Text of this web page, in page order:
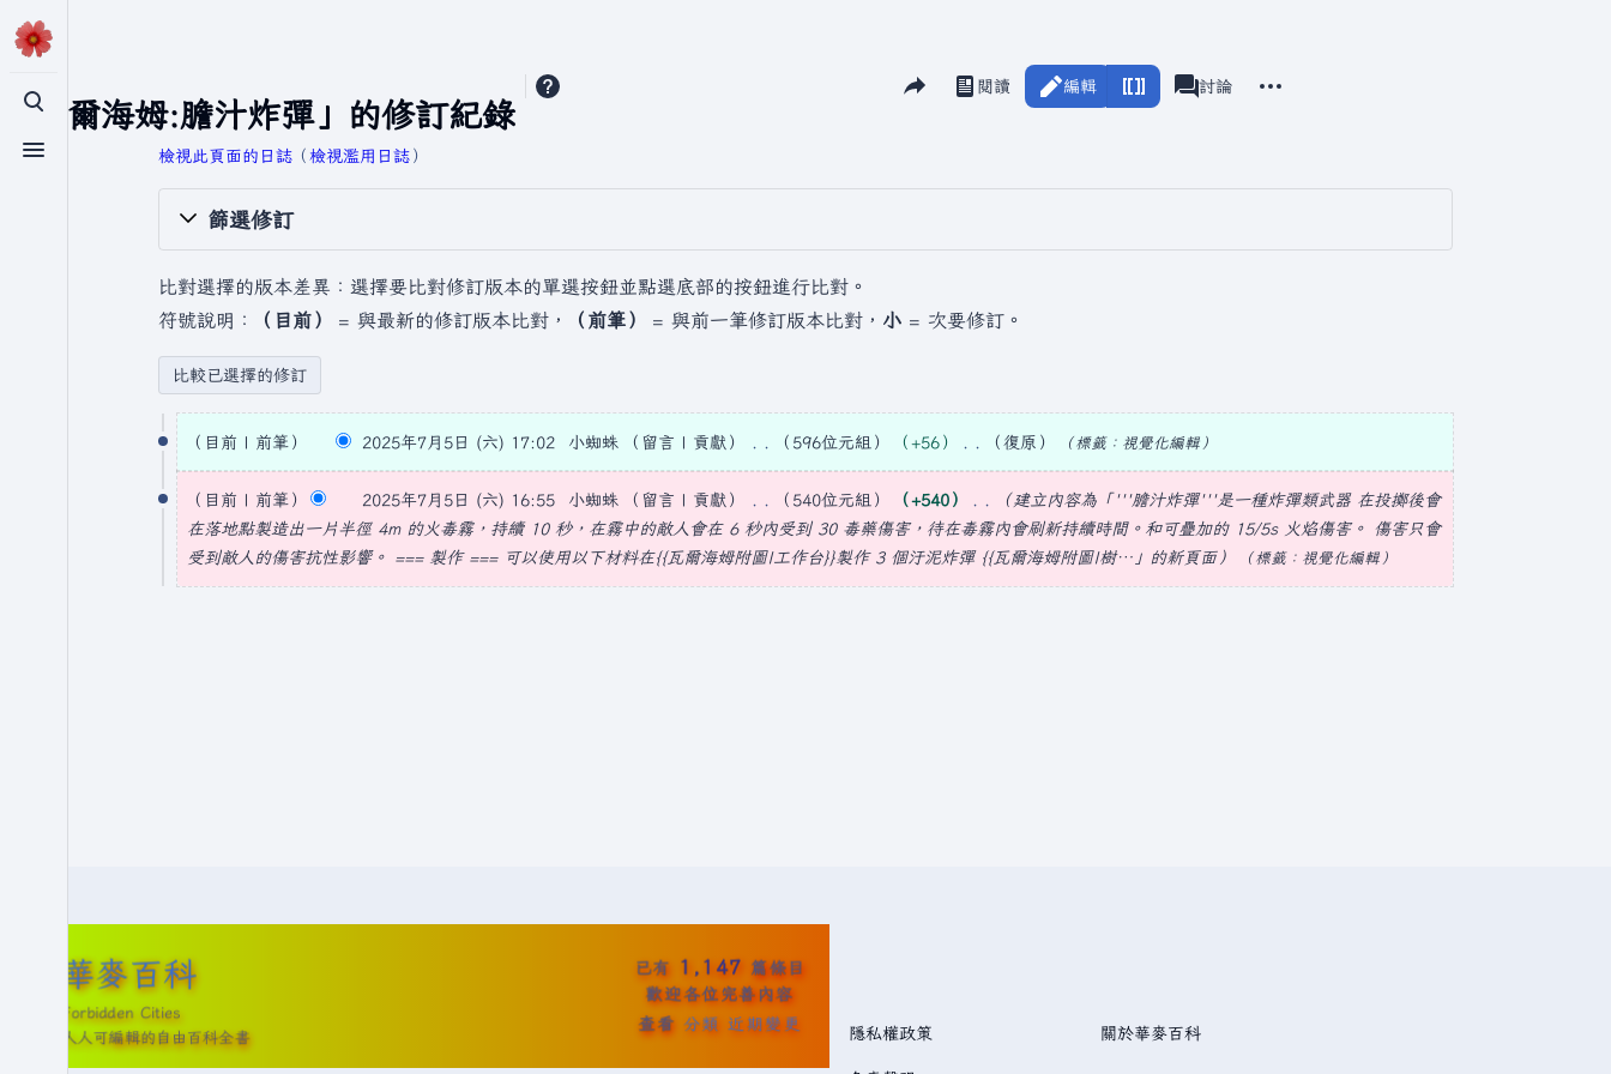
切換搜尋
切換選單
「瓦爾海姆:膽汁炸彈」的修訂紀錄
分享此頁面
視圖閱讀 編輯
檢視歷史 associated-pages
瓦爾海姆
討論
檢視此頁面的日誌 ​（檢視濫用日誌）
篩選修訂
比對選擇的版本差異：選擇要比對修訂版本的單選按鈕並點選底部的按鈕進行比對。
符號說明：
（目前） = 與最新的修訂版本比對， （前筆） = 與前一筆修訂版本比對， 小 = 次要修訂。
2
2
年
目前 前筆 2025年7月5日 (六) 17:02 小蜘蛛 留言 貢獻 596位元組
+56
無
編
輯
摘
要
復原 標籤： 視覺化編輯
目前 前筆 2025年7月5日 (六) 16:55 小蜘蛛 留言 貢獻 540位元組 +540 建立內容為「'''膽汁炸彈'''是一種炸彈類武器在投擲後會
在落地點製造出一片半徑 4m 的火毒霧，持續 10 秒，在霧中的敵人會在 6 秒內受到 30 毒藥傷害，待在毒霧內會刷新持續時間。和可疊加的 15/5s 火焰傷害。 傷害只會
受到敵人的傷害抗性影響。 === 製作 === 可以使用以下材料在{{瓦爾海姆附圖|工作台}}製作 3 個汙泥炸彈 {{瓦爾海姆附圖|樹…」的新頁面
標籤： 視覺化編輯
華麥百科
Forbidden Cities
人人可編輯的自由百科全書
已有 1,147 篇條目
歡迎各位完善內容
查看 分類 近期變更 隱私權政策 關於華麥百科